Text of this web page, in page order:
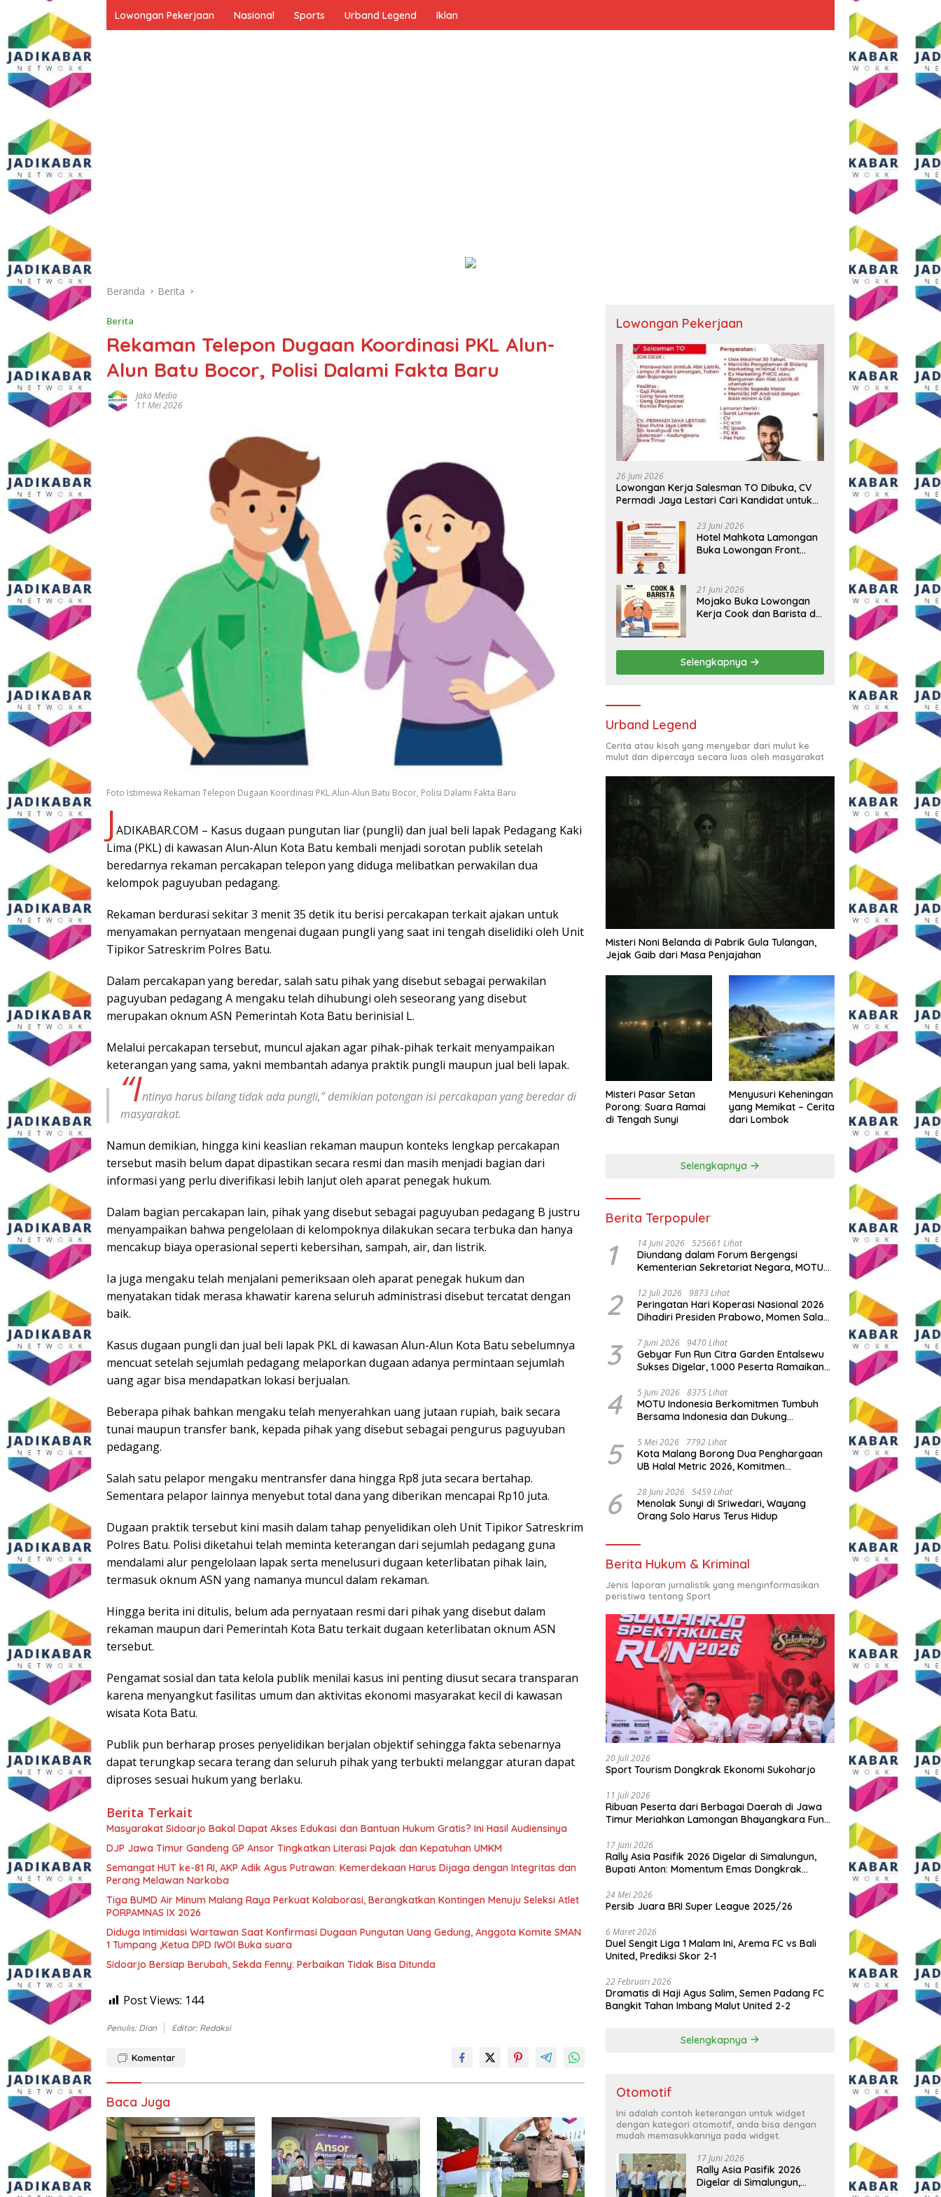
Lowongan Pekerjaan Nasional Sports Urband Legend Iklan
Beranda Berita
Berita
Rekaman Telepon Dugaan Koordinasi PKL Alun-
Alun Batu Bocor, Polisi Dalami Fakta Baru
Jaka Media
11 Mei 2026
Foto Istimewa Rekaman Telepon Dugaan Koordinasi PKL Alun-Alun Batu Bocor, Polisi Dalami Fakta Baru
JADIKABAR.COM – Kasus dugaan pungutan liar (pungli) dan jual beli lapak Pedagang Kaki
Lima (PKL) di kawasan Alun-Alun Kota Batu kembali menjadi sorotan publik setelah
beredarnya rekaman percakapan telepon yang diduga melibatkan perwakilan dua
kelompok paguyuban pedagang.
Rekaman berdurasi sekitar 3 menit 35 detik itu berisi percakapan terkait ajakan untuk
menyamakan pernyataan mengenai dugaan pungli yang saat ini tengah diselidiki oleh Unit
Tipikor Satreskrim Polres Batu.
Dalam percakapan yang beredar, salah satu pihak yang disebut sebagai perwakilan
paguyuban pedagang A mengaku telah dihubungi oleh seseorang yang disebut
merupakan oknum ASN Pemerintah Kota Batu berinisial L.
Melalui percakapan tersebut, muncul ajakan agar pihak-pihak terkait menyampaikan
keterangan yang sama, yakni membantah adanya praktik pungli maupun jual beli lapak.
“Intinya harus bilang tidak ada pungli,” demikian potongan isi percakapan yang beredar di
masyarakat.
Namun demikian, hingga kini keaslian rekaman maupun konteks lengkap percakapan
tersebut masih belum dapat dipastikan secara resmi dan masih menjadi bagian dari
informasi yang perlu diverifikasi lebih lanjut oleh aparat penegak hukum.
Dalam bagian percakapan lain, pihak yang disebut sebagai paguyuban pedagang B justru
menyampaikan bahwa pengelolaan di kelompoknya dilakukan secara terbuka dan hanya
mencakup biaya operasional seperti kebersihan, sampah, air, dan listrik.
Ia juga mengaku telah menjalani pemeriksaan oleh aparat penegak hukum dan
menyatakan tidak merasa khawatir karena seluruh administrasi disebut tercatat dengan
baik.
Kasus dugaan pungli dan jual beli lapak PKL di kawasan Alun-Alun Kota Batu sebelumnya
mencuat setelah sejumlah pedagang melaporkan dugaan adanya permintaan sejumlah
uang agar bisa mendapatkan lokasi berjualan.
Beberapa pihak bahkan mengaku telah menyerahkan uang jutaan rupiah, baik secara
tunai maupun transfer bank, kepada pihak yang disebut sebagai pengurus paguyuban
pedagang.
Salah satu pelapor mengaku mentransfer dana hingga Rp8 juta secara bertahap.
Sementara pelapor lainnya menyebut total dana yang diberikan mencapai Rp10 juta.
Dugaan praktik tersebut kini masih dalam tahap penyelidikan oleh Unit Tipikor Satreskrim
Polres Batu. Polisi diketahui telah meminta keterangan dari sejumlah pedagang guna
mendalami alur pengelolaan lapak serta menelusuri dugaan keterlibatan pihak lain,
termasuk oknum ASN yang namanya muncul dalam rekaman.
Hingga berita ini ditulis, belum ada pernyataan resmi dari pihak yang disebut dalam
rekaman maupun dari Pemerintah Kota Batu terkait dugaan keterlibatan oknum ASN
tersebut.
Pengamat sosial dan tata kelola publik menilai kasus ini penting diusut secara transparan
karena menyangkut fasilitas umum dan aktivitas ekonomi masyarakat kecil di kawasan
wisata Kota Batu.
Publik pun berharap proses penyelidikan berjalan objektif sehingga fakta sebenarnya
dapat terungkap secara terang dan seluruh pihak yang terbukti melanggar aturan dapat
diproses sesuai hukum yang berlaku.
Berita Terkait
Masyarakat Sidoarjo Bakal Dapat Akses Edukasi dan Bantuan Hukum Gratis? Ini Hasil Audiensinya
DJP Jawa Timur Gandeng GP Ansor Tingkatkan Literasi Pajak dan Kepatuhan UMKM
Semangat HUT ke-81 RI, AKP Adik Agus Putrawan: Kemerdekaan Harus Dijaga dengan Integritas dan
Perang Melawan Narkoba
Tiga BUMD Air Minum Malang Raya Perkuat Kolaborasi, Berangkatkan Kontingen Menuju Seleksi Atlet
PORPAMNAS IX 2026
Diduga Intimidasi Wartawan Saat Konfirmasi Dugaan Pungutan Uang Gedung, Anggota Komite SMAN
1 Tumpang ,Ketua DPD IWOI Buka suara
Sidoarjo Bersiap Berubah, Sekda Fenny: Perbaikan Tidak Bisa Ditunda
Post Views: 144
Penulis: Dian Editor: Redaksi
Komentar
Baca Juga
Lowongan Pekerjaan
26 Juni 2026
Lowongan Kerja Salesman TO Dibuka, CV
Permadi Jaya Lestari Cari Kandidat untuk
23 Juni 2026
Hotel Mahkota Lamongan
Buka Lowongan Front
Syaratnya
21 Juni 2026
Mojako Buka Lowongan
Kerja Cook dan Barista di
Selengkapnya
Urband Legend
Cerita atau kisah yang menyebar dari mulut ke
mulut dan dipercaya secara luas oleh masyarakat
Misteri Noni Belanda di Pabrik Gula Tulangan,
Jejak Gaib dari Masa Penjajahan
Misteri Pasar Setan
Porong: Suara Ramai
di Tengah Sunyi
Menyusuri Keheningan
yang Memikat – Cerita
dari Lombok
Selengkapnya
Berita Terpopuler
1 14 Juni 2026 525661 Lihat
Diundang dalam Forum Bergengsi
Kementerian Sekretariat Negara, MOTU
Indonesia
2 12 Juli 2026 9873 Lihat
Peringatan Hari Koperasi Nasional 2026
Dihadiri Presiden Prabowo, Momen Salam
3 7 Juni 2026 9470 Lihat
Gebyar Fun Run Citra Garden Entalsewu
Sukses Digelar, 1.000 Peserta Ramaikan
4 5 Juni 2026 8375 Lihat
MOTU Indonesia Berkomitmen Tumbuh
Bersama Indonesia dan Dukung
5 5 Mei 2026 7792 Lihat
Kota Malang Borong Dua Penghargaan
UB Halal Metric 2026, Komitmen
6 28 Juni 2026 5459 Lihat
Menolak Sunyi di Sriwedari, Wayang
Orang Solo Harus Terus Hidup
Berita Hukum & Kriminal
Jenis laporan jurnalistik yang menginformasikan
peristiwa tentang Sport
20 Juli 2026
Sport Tourism Dongkrak Ekonomi Sukoharjo
11 Juli 2026
Ribuan Peserta dari Berbagai Daerah di Jawa
Timur Meriahkan Lamongan Bhayangkara Fun
17 Juni 2026
Rally Asia Pasifik 2026 Digelar di Simalungun,
Bupati Anton: Momentum Emas Dongkrak
24 Mei 2026
Persib Juara BRI Super League 2025/26
6 Maret 2026
Duel Sengit Liga 1 Malam Ini, Arema FC vs Bali
United, Prediksi Skor 2-1
22 Februari 2026
Dramatis di Haji Agus Salim, Semen Padang FC
Bangkit Tahan Imbang Malut United 2-2
Selengkapnya
Otomotif
Ini adalah contoh keterangan untuk widget
dengan kategori otomotif, anda bisa dengan
mudah memasukkannya pada widget.
17 Juni 2026
Rally Asia Pasifik 2026
Digelar di Simalungun,